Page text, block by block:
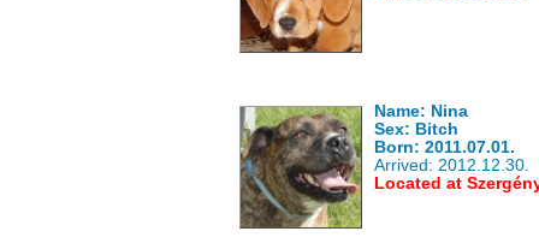
Name: Nina
Sex: Bitch
Born: 2011.07.01.
Arrived: 2012.12.30.
Located at